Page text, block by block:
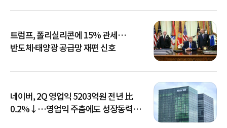
트럼프, 폴리실리콘에 15% 관세…
반도체·태양광 공급망 재편 신호
네이버, 2Q 영업익 5203억원 전년 比
0.2%↓…영업익 주춤에도 성장동력